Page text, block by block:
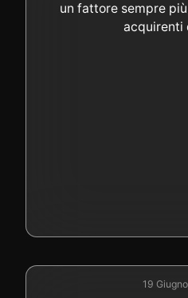
un fattore sempre
acquirenti
19